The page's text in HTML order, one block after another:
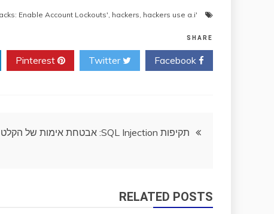
'Brute Force Attacks: Enable Account Lockouts'
, hackers, hackers use a.i
SHARE
Twitter
ניווטתקיפות SQL Injection: אבטחת אימות של הקלט
RELATED POSTS